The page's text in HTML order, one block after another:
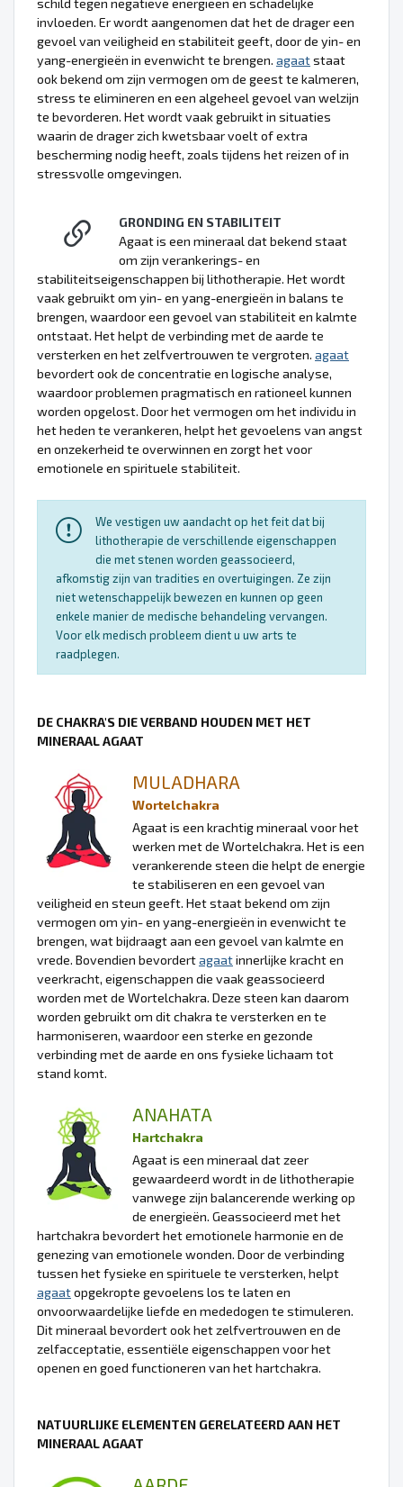
invloeden. Er wordt aangenomen dat het de drager een
gevoel van veiligheid en stabiliteit geeft, door de yin- en
yang-energieën in evenwicht te brengen. agaatstaat
ook bekend om zijn vermogen om de geest te kalmeren,
stress te elimineren en een algeheel gevoel van welzijn
te bevorderen. Het wordt vaak gebruikt in situaties
waarin de drager zich kwetsbaar voelt of extra
bescherming nodig heeft, zoals tijdens het reizen of in
stressvolle omgevingen.
GRONDING EN STABILITEIT
Agaat is een mineraal dat bekend staat
om zijn verankerings- en
stabiliteitseigenschappen bij lithotherapie. Het wordt
vaak gebruikt om yin- en yang-energieën in balans te
brengen, waardoor een gevoel van stabiliteit en kalmte
ontstaat. Het helpt de verbinding met de aarde te
versterken en het zelfvertrouwen te vergroten. agaat
bevordert ook de concentratie en logische analyse,
waardoor problemen pragmatisch en rationeel kunnen
worden opgelost. Door het vermogen om het individu in
het heden te verankeren, helpt het gevoelens van angst
en onzekerheid te overwinnen en zorgt het voor
emotionele en spirituele stabiliteit.
We vestigen uw aandacht op het feit dat bij
lithotherapie de verschillende eigenschappen
die met stenen worden geassocieerd,
afkomstig zijn van tradities en overtuigingen. Ze zijn
niet wetenschappelijk bewezen en kunnen op geen
enkele manier de medische behandeling vervangen.
Voor elk medisch probleem dient u uw arts te
raadplegen.
DE CHAKRA'S DIE VERBAND HOUDEN MET HET
MINERAAL AGAAT
MULADHARA
Wortelchakra
Agaat is een krachtig mineraal voor het
werken met de Wortelchakra. Het is een
verankerende steen die helpt de energie
te stabiliseren en een gevoel van
veiligheid en steun geeft. Het staat bekend om zijn
vermogen om yin- en yang-energieën in evenwicht te
brengen, wat bijdraagt aan een gevoel van kalmte en
vrede. Bovendien bevordertagaatinnerlijke kracht en
veerkracht, eigenschappen die vaak geassocieerd
worden met de Wortelchakra. Deze steen kan daarom
worden gebruikt om dit chakra te versterken en te
harmoniseren, waardoor een sterke en gezonde
verbinding met de aarde en ons fysieke lichaam tot
stand komt.
ANAHATA
Hartchakra
Agaat is een mineraal dat zeer
gewaardeerd wordt in de lithotherapie
vanwege zijn balancerende werking op
de energieën. Geassocieerd met het
hartchakra bevordert het emotionele harmonie en de
genezing van emotionele wonden. Door de verbinding
tussen het fysieke en spirituele te versterken, helpt
agaatopgekropte gevoelens los te laten en
onvoorwaardelijke liefde en mededogen te stimuleren.
Dit mineraal bevordert ook het zelfvertrouwen en de
zelfacceptatie, essentiële eigenschappen voor het
openen en goed functioneren van het hartchakra.
NATUURLIJKE ELEMENTEN GERELATEERD AAN HET
MINERAAL AGAAT